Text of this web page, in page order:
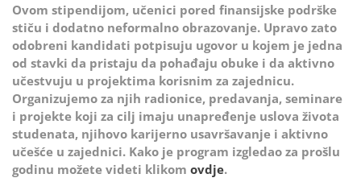
Ovom stipendijom, učenici pored finansijske podrške
stiču i dodatno neformalno obrazovanje. Upravo zato
odobreni kandidati potpisuju ugovor u kojem je jedna
od stavki da pristaju da pohađaju obuke i da aktivno
učestvuju u projektima korisnim za zajednicu.
Organizujemo za njih radionice, predavanja, seminare
i projekte koji za cilj imaju unapređenje uslova života
studenata, njihovo karijerno usavršavanje i aktivno
učešće u zajednici. Kako je program izgledao za prošlu
godinu možete videti klikom ovdje.